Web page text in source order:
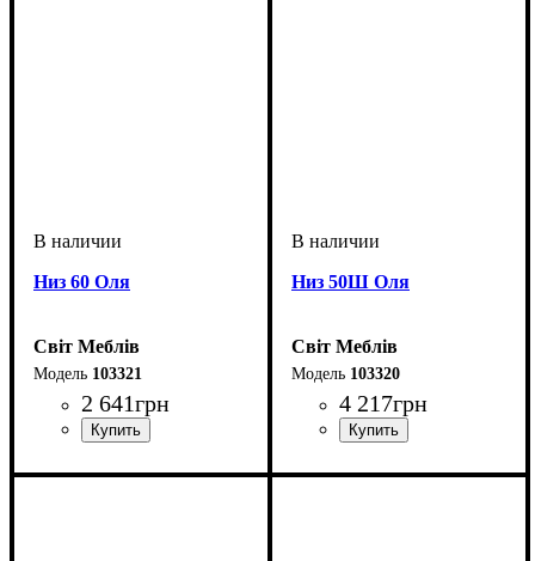
Низ 60 Оля
Світ Меблів
103321
2 641грн
Низ 50Ш Оля
Світ Меблів
103320
4 217грн